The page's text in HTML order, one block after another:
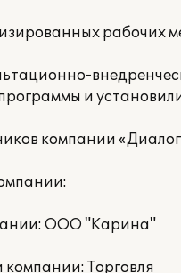
рабочих
и
компании
ООО "Карина"
Торговля